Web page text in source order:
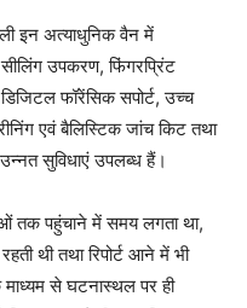
इन अत्याधुनिक वैन में
उपकरण, फिंगरप्रिंट
फॉरेंसिक सपोर्ट, उच्च
एवं बैलिस्टिक जांच किट तथा
सुविधाएं उपलब्ध हैं।
तक पहुंचाने में समय लगता था,
थी तथा रिपोर्ट आने में भी
माध्यम से घटनास्थल पर ही